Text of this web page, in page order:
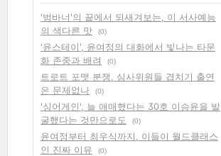
'범바너'의 끝에서 되새겨보는, 이 서사예능
의 색다른 맛
(0)
'윤스테이', 윤여정의 대화에서 빛나는 타문
화 존중과 배려
(0)
트로트 포맷 분쟁, 심사위원들 겹치기 출연
은 문제없나
(0)
'싱어게인', 늘 애매했다는 30호 이승윤을 발
굴했다는 것만으로도
(0)
윤여정부터 최우식까지, 이들이 월드클래스
인 진짜 이유
(0)